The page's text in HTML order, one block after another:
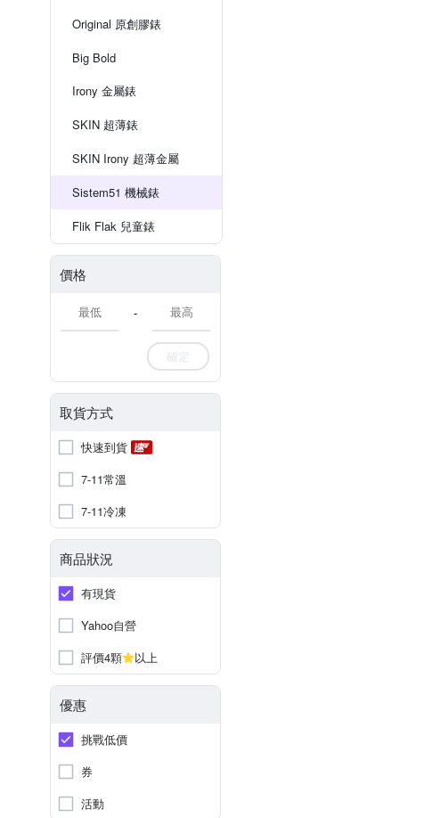
Original 原創膠錶
Big Bold
Irony 金屬錶
SKIN 超薄錶
SKIN Irony 超薄金屬
Sistem51 機械錶
Flik Flak 兒童錶
價格
-
確定
取貨方式
快速到貨
7-11常溫
7-11冷凍
商品狀況
有現貨
Yahoo自營
評價4顆
以上
優惠
挑戰低價
券
活動